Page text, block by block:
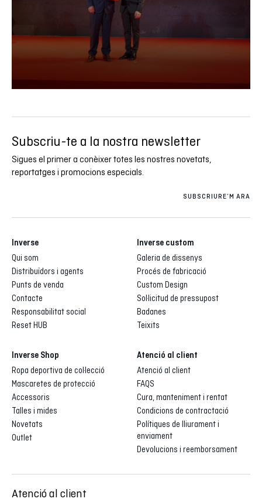
Subscriu-te a la nostra newsletter
Sigues el primer a conèixer totes les nostres novetats,
reportatges i promocions especials.
SUBSCRIURE’M ARA
Inverse
Qui som
Distribuïdors i agents
Punts de venda
Contacte
Responsabilitat social
Reset HUB
Inverse custom
Galeria de dissenys
Procés de fabricació
Custom Design
Sol·licitud de pressupost
Badanes
Teixits
Inverse Shop
Ropa deportiva de col·lecció
Mascaretes de protecció
Accessoris
Talles i mides
Novetats
Outlet
Atenció al client
Atenció al client
FAQS
Cura, manteniment i rentat
Condicions de contractació
Polítiques de lliurament i
enviament
Devolucions i reemborsament
Atenció al client